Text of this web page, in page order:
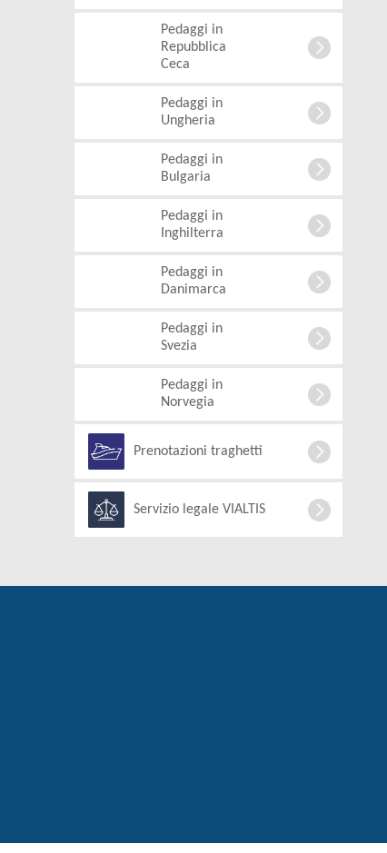
Pedaggi in
Repubblica
Ceca
Pedaggi in
Ungheria
Pedaggi in
Bulgaria
Pedaggi in
Inghilterra
Pedaggi in
Danimarca
Pedaggi in
Svezia
Pedaggi in
Norvegia
Prenotazioni traghetti
Servizio legale VIALTIS